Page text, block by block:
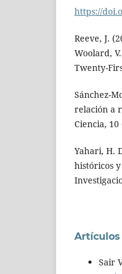
https://
Reeve, J.
Woolard,
Twenty-
Sánchez-
relación a
Ciencia, 10
Yahari, H.
históricos
Sair